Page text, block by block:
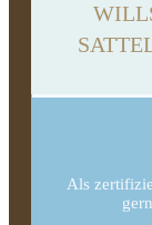
Als